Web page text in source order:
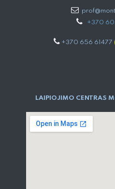
+370
+370 656 61477
LAIPIOJIMO CENTRAS